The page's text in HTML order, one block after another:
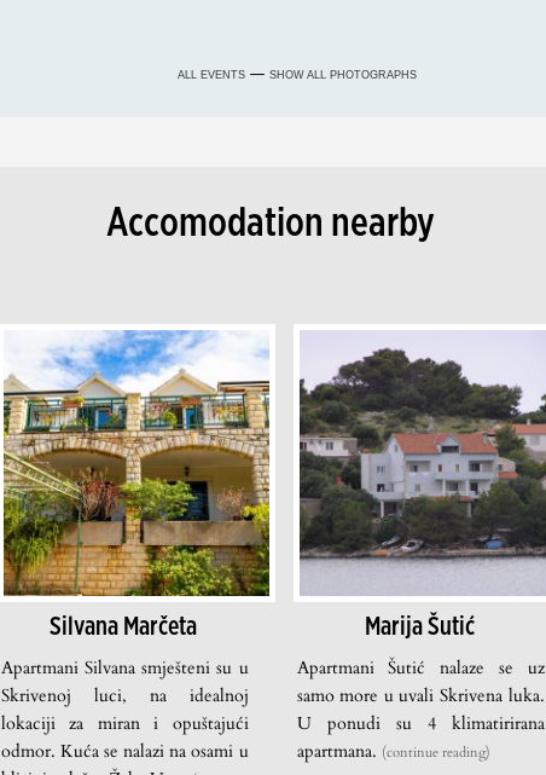
ALL EVENTS — SHOW ALL PHOTOGRAPHS
Accomodation nearby
Silvana Marčeta
Apartmani Silvana smješteni su u
Skrivenoj luci, na idealnoj
lokaciji za miran i opuštajući
odmor. Kuća se nalazi na osami u
Marija Šutić
Apartmani Šutić nalaze se uz
samo more u uvali Skrivena luka.
U ponudi su 4 klimatirirana
apartmana. (continue reading)